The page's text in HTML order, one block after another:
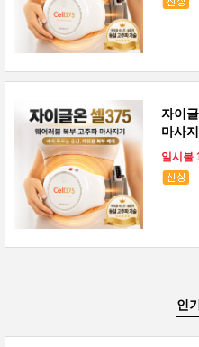
자이
마사지
일시불
인